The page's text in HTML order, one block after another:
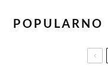
POPULARNO